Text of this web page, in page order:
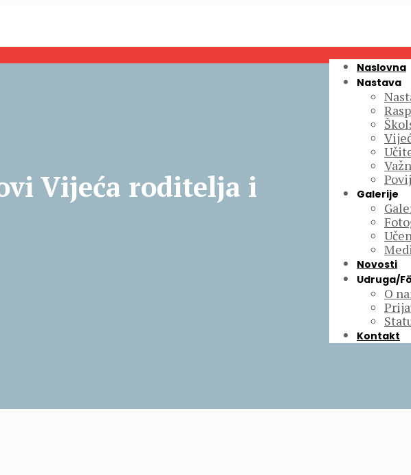
Naslovna
Nastava
Galerije
Novosti
Udruga/
O
Kontakt
Vijeća roditelja i